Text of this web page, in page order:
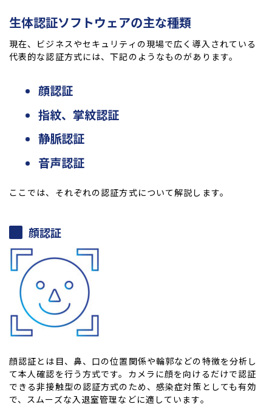
生体認証ソフトウェアの主な種類
現在、ビジネスやセキュリティの現場で広く導入されている
代表的な認証方式には、下記のようなものがあります。
顔認証
指紋、掌紋認証
静脈認証
音声認証
ここでは、それぞれの認証方式について解説します。
顔認証
顔認証とは目、鼻、口の位置関係や輪郭などの特徴を分析し
て本人確認を行う方式です。カメラに顔を向けるだけで認証
できる非接触型の認証方式のため、感染症対策としても有効
で、スムーズな入退室管理などに適しています。